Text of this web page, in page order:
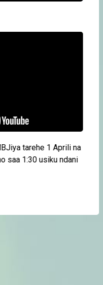
tarehe 1 Aprili na
saa 1:30 usiku ndani